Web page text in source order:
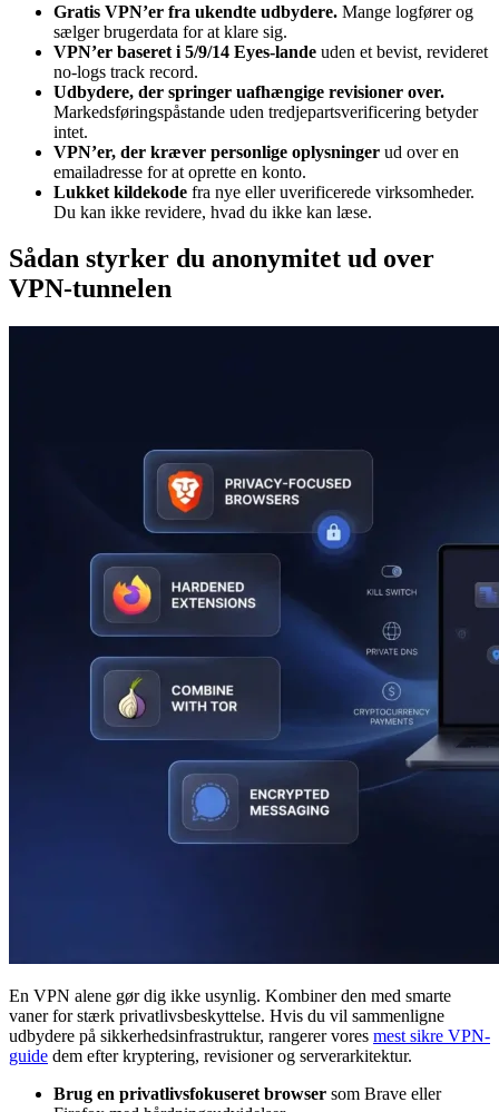
Gratis VPN’er fra ukendte udbydere. Mange logfører og
sælger brugerdata for at klare sig.
VPN’er baseret i 5/9/14 Eyes-lande uden et bevist, revideret
no-logs track record.
Udbydere, der springer uafhængige revisioner over.
Markedsføringspåstande uden tredjepartsverificering betyder
intet.
VPN’er, der kræver personlige oplysninger ud over en
emailadresse for at oprette en konto.
Lukket kildekode fra nye eller uverificerede virksomheder.
Du kan ikke revidere, hvad du ikke kan læse.
Sådan styrker du anonymitet ud over
VPN-tunnelen
En VPN alene gør dig ikke usynlig. Kombiner den med smarte
vaner for stærk privatlivsbeskyttelse. Hvis du vil sammenligne
udbydere på sikkerhedsinfrastruktur, rangerer vores mest sikre VPN-
guide dem efter kryptering, revisioner og serverarkitektur.
Brug en privatlivsfokuseret browser som Brave eller